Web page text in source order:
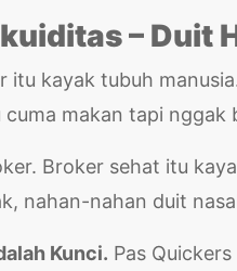
– Duit
itu kayak tubuh
cuma makan tapi
Broker sehat itu
nahan-nahan duit
Kunci. Pas